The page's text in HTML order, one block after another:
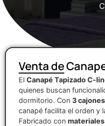
Venta de
El Canapé Tapizado C-
quienes buscan
dormitorio. Con 3
canapé facilita el orden y
Fabricado con